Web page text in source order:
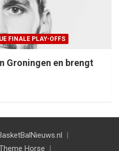
FINALE PLAY-OFFS
Groningen en brengt
Horse